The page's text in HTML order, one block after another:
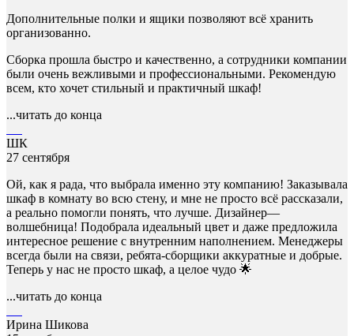
Дополнительные полки и ящики позволяют всё хранить
организованно.
Сборка прошла быстро и качественно, а сотрудники компании
были очень вежливыми и профессиональными. Рекомендую
всем, кто хочет стильный и практичный шкаф!
...читать до конца
ШК
27 сентября
Ой, как я рада, что выбрала именно эту компанию! Заказывала
шкаф в комнату во всю стену, и мне не просто всё рассказали,
а реально помогли понять, что лучше. Дизайнер—
волшебница! Подобрала идеальный цвет и даже предложила
интересное решение с внутренним наполнением. Менеджеры
всегда были на связи, ребята-сборщики аккуратные и добрые.
Теперь у нас не просто шкаф, а целое чудо 🌟
...читать до конца
Ирина Шикова